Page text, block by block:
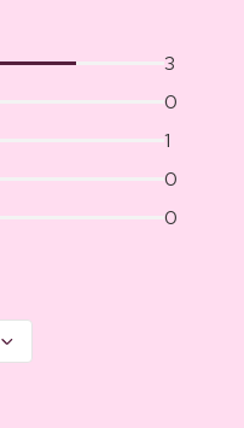
3
0
1
0
0